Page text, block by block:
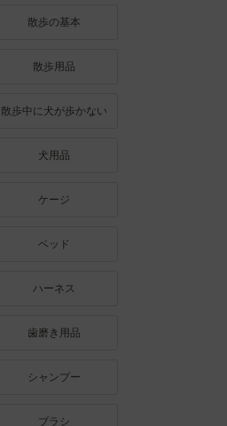
散歩の基本
散歩用品
散歩中に犬が歩かない
犬用品
ケージ
ベッド
ハーネス
歯磨き用品
シャンプー
ブラシ